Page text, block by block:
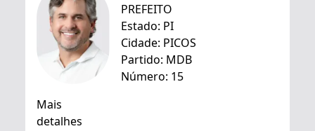
PREFEITO
Estado: PI
Cidade: PICOS
Partido: MDB
Número: 15
Mais
detalhes